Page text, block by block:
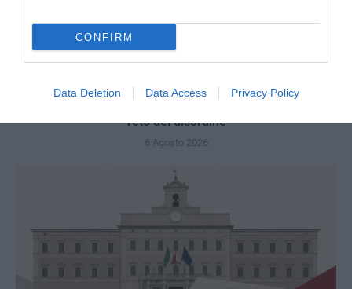
CONFIRM
Data Deletion Data Access Privacy Policy
Remigrazione, il Copasir riconosce all’antifascismo il
veto del disordine
6 Agosto 2026